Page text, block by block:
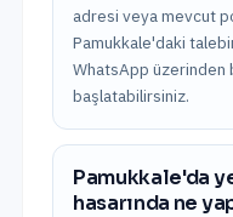
adresi veya mevcut
Pamukkale'daki
WhatsApp üzerinden
başlatabilirsiniz.
Pamukkale'da
hasarında ne